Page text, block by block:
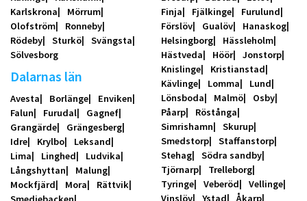
Karlskrona
Mörrum
Olofström
Ronneby
Rödeby
Sturkö
Svängsta
Sölvesborg
Dalarnas län
Avesta Borlänge
Enviken
Falun
Furudal
Gagnef
Grangärde
Grängesberg
Idre
Krylbo
Leksand
Lima
Linghed
Ludvika
Långshyttan
Malung
Mockfjärd
Mora
Rättvik
Finja
Fjälkinge
Furulund
Förslöv
Gualöv
Hanaskog
Helsingborg
Hässleholm
Hästveda
Höör
Jonstorp
Knislinge
Kristianstad
Kävlinge
Lomma
Lund
Lönsboda
Malmö
Osby
Påarp
Röstånga
Simrishamn
Skurup
Smedstorp
Staffanstorp
Stehag
Södra sandby
Tjörnarp
Trelleborg
Tyringe
Veberöd
Vellinge
Vinslöv
Ystad Åkarp